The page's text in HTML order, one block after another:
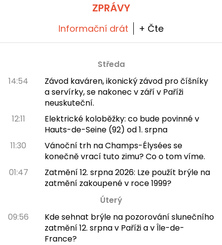
ZPRÁVY
Informační drát + Čte
Středa
14:54
Závod kaváren, ikonický závod pro číšníky
a servírky, se nakonec v září v Paříži
neuskuteční.
12:11
Elektrické koloběžky: co bude povinné v
Hauts-de-Seine (92) od 1. srpna
11:30
Vánoční trh na Champs-Élysées se
konečně vrací tuto zimu? Co o tom víme.
01:47
Zatmění 12. srpna 2026: Lze použít brýle na
zatmění zakoupené v roce 1999?
Úterý
09:56
Kde sehnat brýle na pozorování slunečního
zatmění 12. srpna v Paříži a v Île-de-
France?